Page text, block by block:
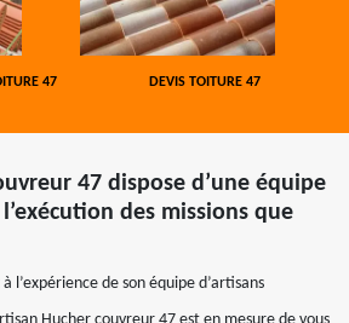
47 DEVIS TOITURE 47
47 dispose d’une équipe
des missions que
l’expérience de son équipe d’artisans